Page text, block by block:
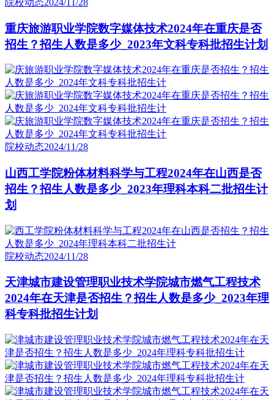
重庆旅游职业学院数字媒体技术2024年在重庆是否
招生？招生人数是多少_2023年文科专科批招生计划
院校动态2024/11/28
山西工学院粉体材料科学与工程2024年在山西是否
招生？招生人数是多少_2023年理科本科二批招生计
划
院校动态2024/11/28
天津城市建设管理职业技术学院城市燃气工程技术
2024年在天津是否招生？招生人数是多少_2023年理
科专科批招生计划